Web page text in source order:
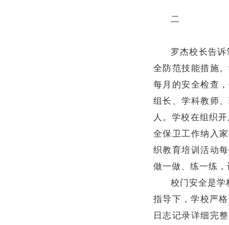
二
罗杰校长告
全防范技能措施
每月的安全检查
组长、学科教师
人。学校在组织
全保卫工作纳入
织教育培训活动
做一做、练一练
校门安全是
指导下，学校严
日志记录详细完